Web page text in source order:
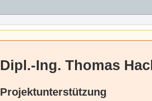
Dipl.-Ing. Thomas
Projektunterstützung